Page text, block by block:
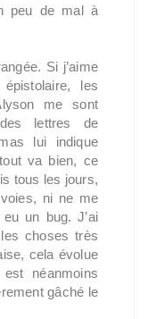
peu de mal à
Si j’aime
les
me sont
lettres de
lui indique
va bien, ce
tous les jours,
ni ne me
un bug. J’ai
choses très
cela évolue
néanmoins
gâché le